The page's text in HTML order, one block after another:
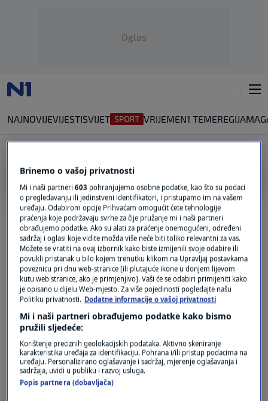
Oglas
NAJNOVIJEVIJESTISVIJET VRIJEMEN1 TEMEREGIJA
OBOGAĆENI URANIJ
400 KILOGRAMA
Trump: Iranski obogaćeni uranij bit će
uništen
SVIJET| 26. svi.| 1
UPOZORENJE PREDSJEDNIKA SAD-A
Trump: Nadziremo iranski uranij. Ako se
itko približi, raznijet ćemo ih
SVIJET|10. svi.|
PITANJE ZALIHA URANIJA
Netanyahu: Ratom u Iranu se puno
postiglo, ali još nije gotov
SVIJET |10. svi.| 1
Brinemo o vašoj privatnosti
Mi i naši partneri603 pohranjujemo osobne podatke, kao što su podaci
o pregledavanju ili jedinstveni identifikatori, i pristupamo im na vašem
uređaju. Odabirom opcije Prihvaćam omogućit ćete tehnologije
praćenja koje podržavaju svrhe za čije pružanje mi i naši partneri
obrađujemo podatke. Ako su alati za praćenje onemogućeni, određeni
sadržaj i oglasi koje vidite možda više neće biti toliko relevantni za vas.
Možete se vratiti na ovaj izbornik kako biste izmijenili svoje odabire ili
povukli pristanak u bilo kojem trenutku klikom na Upravljaj postavkama
poveznicu pri dnu web-stranice [ili plutajuće ikone u donjem lijevom
kutu web stranice, ako je primjenjivo]. Vaši će se odabiri primijeniti kako
je opisano u dijelu Web-mjesto. Za više pojedinosti pogledajte našu
Politiku privatnosti. Dodatne informacije o vašoj privatnosti
Mi i naši partneri obrađujemo podatke kako bismo
pružili sljedeće:
Korištenje preciznih geolokacijskih podataka. Aktivno skeniranje
karakteristika uređaja za identifikaciju. Pohrana i/ili pristup podacima na
uređaju. Personalizirano oglašavanje i sadržaj, mjerenje oglašavanja i
sadržaja, uvidi u publiku i razvoj usluga.
Popis partnera (dobavljača)